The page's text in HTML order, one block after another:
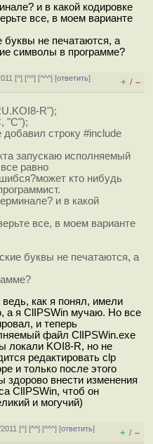
и в какой кодировке
все, в моем варианте
буквы не печатаются, а
символы в программе?
[^] [^^] [^^^] [ответить]
+ / –
R");
"C");
строку #include
запускаю исполняемый
равно
кто нибудь
и в какой
все, в моем варианте
буквы не печатаются, а
как я понял, имели
а я ClIPSWin мучаю. Но все
и теперь
файл ClIPSWin.exe
локали KOI8-R, но не
редактировать clp
и только после этого
внести изменения
ClIPSWin, чтоб он
и могучий)
[^] [^^] [^^^] [ответить]
+ / –